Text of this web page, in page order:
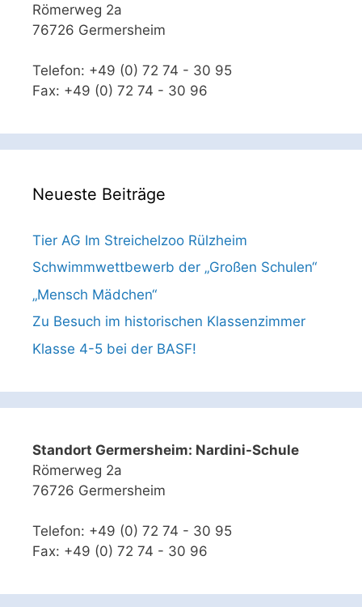
Römerweg 2a
76726 Germersheim
Telefon: +49 (0) 72 74 - 30 95
Fax: +49 (0) 72 74 - 30 96
Neueste Beiträge
Tier AG Im Streichelzoo Rülzheim
Schwimmwettbewerb der „Großen Schulen“
„Mensch Mädchen“
Zu Besuch im historischen Klassenzimmer
Klasse 4-5 bei der BASF!
Standort Germersheim: Nardini-Schule
Römerweg 2a
76726 Germersheim
Telefon: +49 (0) 72 74 - 30 95
Fax: +49 (0) 72 74 - 30 96